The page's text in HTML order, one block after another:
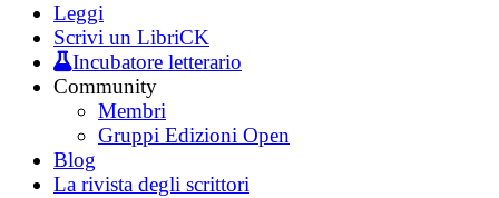
Leggi
Scrivi un LibriCK
Incubatore letterario
Community
Membri
Gruppi Edizioni Open
Blog
La rivista degli scrittori